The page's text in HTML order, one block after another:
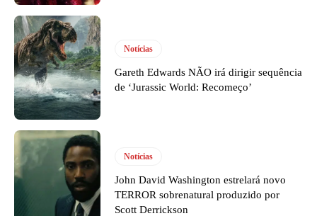
Notícias
Gareth Edwards NÃO irá dirigir sequência
de ‘Jurassic World: Recomeço’
Notícias
John David Washington estrelará novo
TERROR sobrenatural produzido por
Scott Derrickson